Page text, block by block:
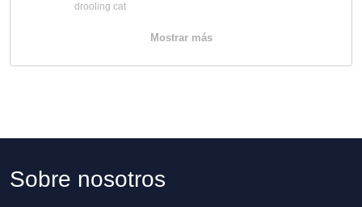
drooling cat
Mostrar más
Sobre nosotros